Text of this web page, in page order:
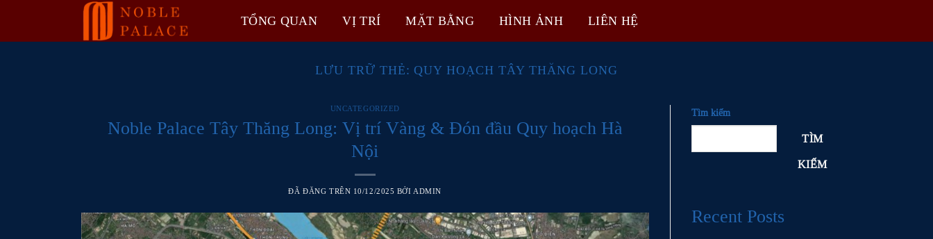
nội
TỔNG QUAN VỊ TRÍ MẶT BẰNG HÌNH ẢNH LIÊN HỆ
LƯU TRỮ THẺ:QUY HOẠCH TÂY THĂNG LONG
UNCATEGORIZED
Noble Palace Tây Thăng Long: Vị trí Vàng & Đón đầu Quy hoạch Hà
Nội
ĐÃ ĐĂNG TRÊN 10/12/2025 BỞI ADMIN
Tìm kiếm
TÌM
KIẾM
Recent Posts